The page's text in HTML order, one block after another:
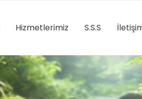
Hizmetlerimiz S.S.S